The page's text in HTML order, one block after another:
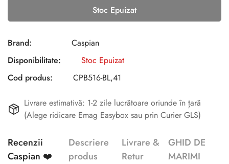
Stoc Epuizat
Brand:
Caspian
Disponibilitate:
Stoc Epuizat
Cod produs:
CPB516-BL,41
Livrare estimativă: 1-2 zile lucrătoare oriunde în țară
(Alege ridicare Emag Easybox sau prin Curier GLS)
Recenzii
Caspian ❤️
Descriere
produs
Livrare &
Retur
GHID DE
MARIMI